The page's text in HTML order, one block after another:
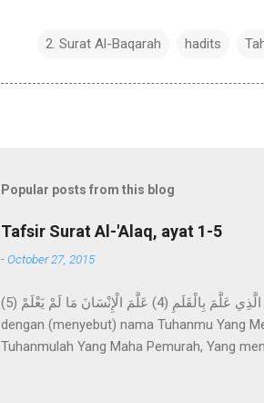
2. Surat Al-Baqarah hadits
Popular posts from this blog
Tafsir Surat Al-'Alaq, ayat 1-5
-October 27, 2015
اقْرَأْ بِاسْمِ رَبِّكَ الَّذِي خَلَقَ (1) خَلَقَ الْإِنْسَانَ مِنْ عَلَقٍ (2) اقْرَأْ وَرَبُّكَ الْأَكْرَمُ (3) الَّذِي عَلَّمَ بِالْقَلَمِ (4) عَلَّمَ الْإِنْسَانَ مَا لَمْ يَعْلَمْ (5) Bacalah
dengan (menyebut) nama Tuhanmu Yang
Tuhanmulah Yang Maha Pemurah, Yang
kepada kami Ma'mar, dari Az-Zuhri, dari